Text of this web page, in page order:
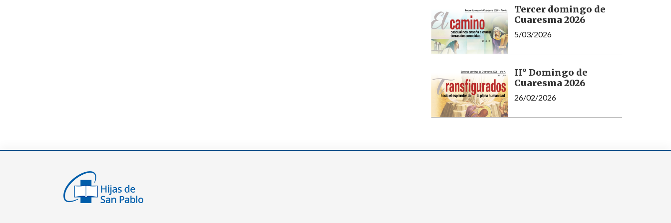
Tercer domingo de
Cuaresma 2026
5/03/2026
II° Domingo de
Cuaresma 2026
26/02/2026